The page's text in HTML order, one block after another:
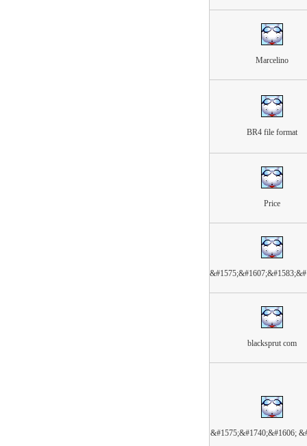
Marcelino
BR4 file format
Price
blacksprut com
&#1575;&#1740;&#1606;